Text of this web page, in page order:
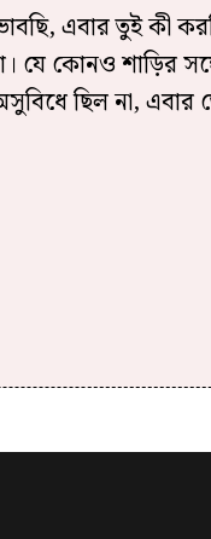
এবার তুই কী
যে কোনও শাড়ির
ছিল না, এবার